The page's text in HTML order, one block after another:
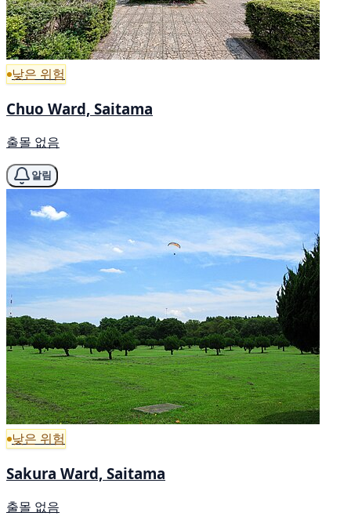
낮은 위험
Chuo Ward, Saitama
출몰 없음
알림
낮은 위험
Sakura Ward, Saitama
출몰 없음